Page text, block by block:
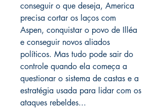
conseguir o que deseja, America
precisa cortar os laços com
Aspen, conquistar o povo de Illéa
e conseguir novos aliados
políticos. Mas tudo pode sair do
controle quando ela começa a
questionar o sistema de castas e a
estratégia usada para lidar com os
ataques rebeldes...